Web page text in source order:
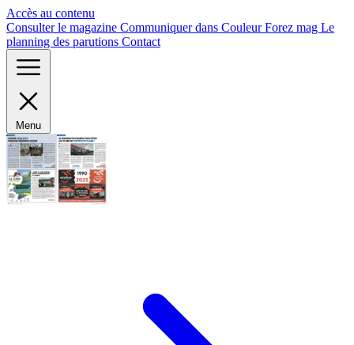
Accès au contenu
Consulter le magazine Communiquer dans Couleur Forez mag Le
planning des parutions Contact
Menu
Panneau de gestion des cookies